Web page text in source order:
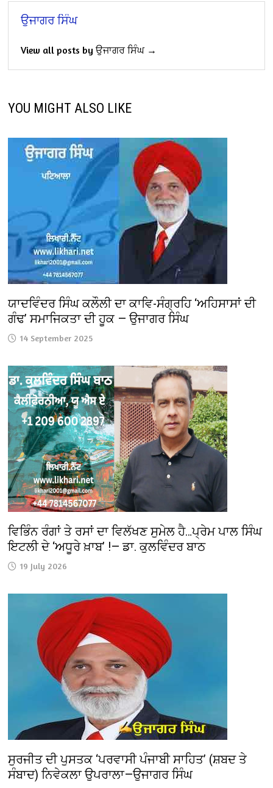
ਉਜਾਗਰ ਸਿੰਘ
View all posts by ਉਜਾਗਰ ਸਿੰਘ →
YOU MIGHT ALSO LIKE
ਯਾਦਵਿੰਦਰ ਸਿੰਘ ਕਲੌਲੀ ਦਾ ਕਾਵਿ-ਸੰਗ੍ਰਹਿ ‘ਅਹਿਸਾਸਾਂ ਦੀ
ਗੰਢ’ ਸਮਾਜਿਕਤਾ ਦੀ ਹੂਕ — ਉਜਾਗਰ ਸਿੰਘ
14 September 2025
ਵਿਭਿੰਨ ਰੰਗਾਂ ਤੇ ਰਸਾਂ ਦਾ ਵਿਲੱਖਣ ਸੁਮੇਲ ਹੈ…ਪ੍ਰੇਮ ਪਾਲ ਸਿੰਘ
ਇਟਲੀ ਦੇ ‘ਅਧੂਰੇ ਖ਼ਾਬ’ !— ਡਾ. ਕੁਲਵਿੰਦਰ ਬਾਠ
19 July 2026
ਸੁਰਜੀਤ ਦੀ ਪੁਸਤਕ ‘ਪਰਵਾਸੀ ਪੰਜਾਬੀ ਸਾਹਿਤ’ (ਸ਼ਬਦ ਤੇ
ਸੰਬਾਦ) ਨਿਵੇਕਲਾ ਉਪਰਾਲਾ—ਉਜਾਗਰ ਸਿੰਘ